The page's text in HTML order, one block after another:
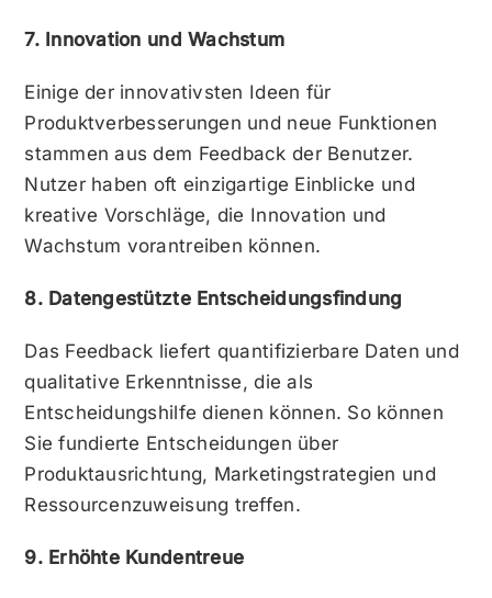
7. Innovation und Wachstum
Einige der innovativsten Ideen für
Produktverbesserungen und neue Funktionen
stammen aus dem Feedback der Benutzer.
Nutzer haben oft einzigartige Einblicke und
kreative Vorschläge, die Innovation und
Wachstum vorantreiben können.
8. Datengestützte Entscheidungsfindung
Das Feedback liefert quantifizierbare Daten und
qualitative Erkenntnisse, die als
Entscheidungshilfe dienen können. So können
Sie fundierte Entscheidungen über
Produktausrichtung, Marketingstrategien und
Ressourcenzuweisung treffen.
9. Erhöhte Kundentreue